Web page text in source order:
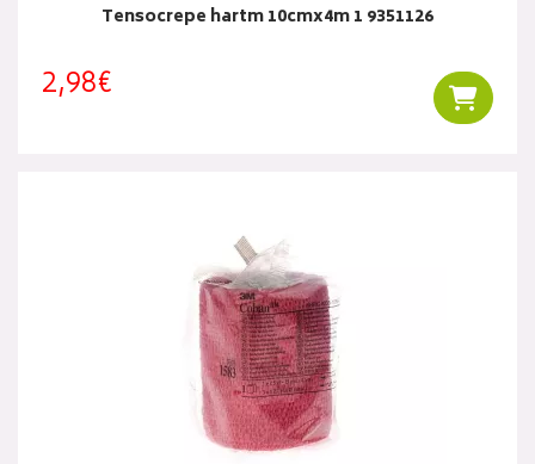
Tensocrepe hartm 10cmx4m 1 9351126
2,98€